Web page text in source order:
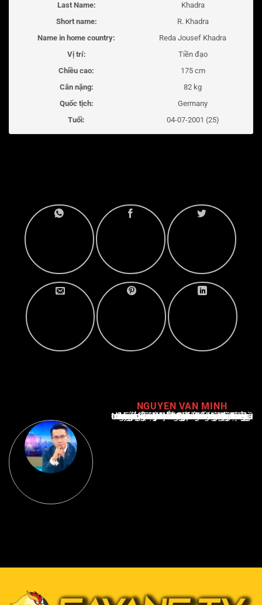
Last Name:
Khadra
Short name:
R. Khadra
Name in home country:
Reda Jousef Khadra
Vị trí:
Tiền đạo
Chiều cao:
175 cm
Cân nặng:
82 kg
Quốc tịch:
Germany
Tuổi:
04-07-2001 (25)
NGUYEN VAN MINH
Nguyễn Văn Minh là một trong những chuyên gia hàng đầu về báo cáo tin tức thể thao tại Việt Nam, với hơn 10 năm hoạt động trong ngành. Ông có kiến thức sâu rộng và kinh nghiệm đáng kể trong việc phân tích và báo cáo về các sự kiện thể thao hàng đầu. Sự hiểu biết sâu sắc của ông về ngành này đã giúp ông xây dựng uy tín và danh tiếng trong cộng đồng báo chí thể thao.